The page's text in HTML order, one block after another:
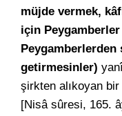
müjde vermek,
için
Peygamberlerden
getirmesinler)
şirkten alıkoyan
[Nisâ sûresi, 165.